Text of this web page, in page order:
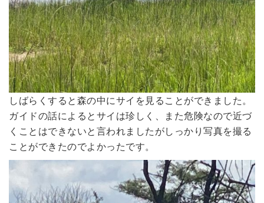
しばらくすると森の中にサイを見ることができました。
ガイドの話によるとサイは珍しく、また危険なので近づ
くことはできないと言われましたがしっかり写真を撮る
ことができたのでよかったです。